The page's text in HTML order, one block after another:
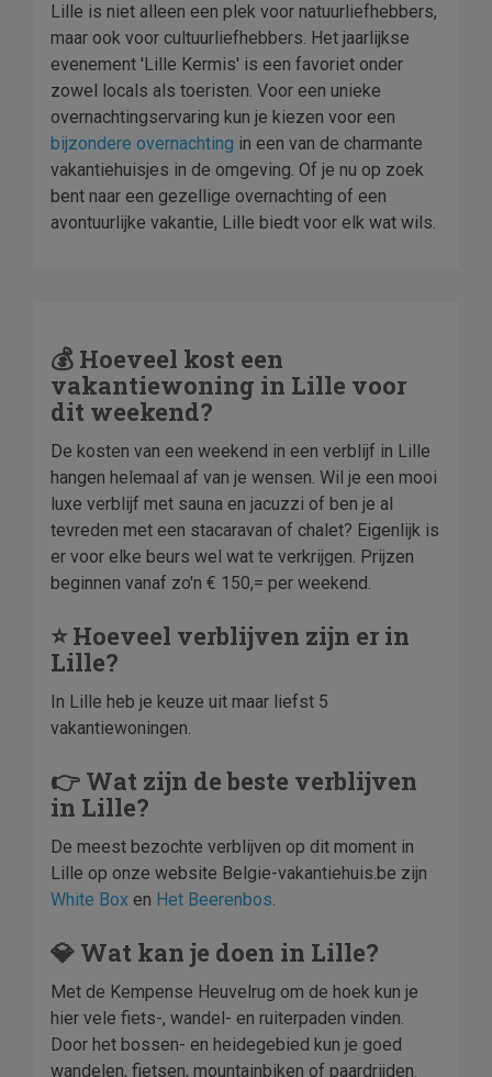
Lille is niet alleen een plek voor natuurliefhebbers,
maar ook voor cultuurliefhebbers. Het jaarlijkse
evenement 'Lille Kermis' is een favoriet onder
zowel locals als toeristen. Voor een unieke
overnachtingservaring kun je kiezen voor een
bijzondere overnachting in een van de charmante
vakantiehuisjes in de omgeving. Of je nu op zoek
bent naar een gezellige overnachting of een
avontuurlijke vakantie, Lille biedt voor elk wat wils.
💰 Hoeveel kost een
vakantiewoning in Lille voor
dit weekend?
De kosten van een weekend in een verblijf in Lille
hangen helemaal af van je wensen. Wil je een mooi
luxe verblijf met sauna en jacuzzi of ben je al
tevreden met een stacaravan of chalet? Eigenlijk is
er voor elke beurs wel wat te verkrijgen. Prijzen
beginnen vanaf zo'n € 150,= per weekend.
⭐ Hoeveel verblijven zijn er in
Lille?
In Lille heb je keuze uit maar liefst 5
vakantiewoningen.
👉 Wat zijn de beste verblijven
in Lille?
De meest bezochte verblijven op dit moment in
Lille op onze website Belgie-vakantiehuis.be zijn
White Box en Het Beerenbos.
💎 Wat kan je doen in Lille?
Met de Kempense Heuvelrug om de hoek kun je
hier vele fiets-, wandel- en ruiterpaden vinden.
Door het bossen- en heidegebied kun je goed
wandelen, fietsen, mountainbiken of paardrijden.